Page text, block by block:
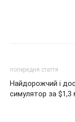
попередня стаття
Найдорожчий і
симулятор за $1,3